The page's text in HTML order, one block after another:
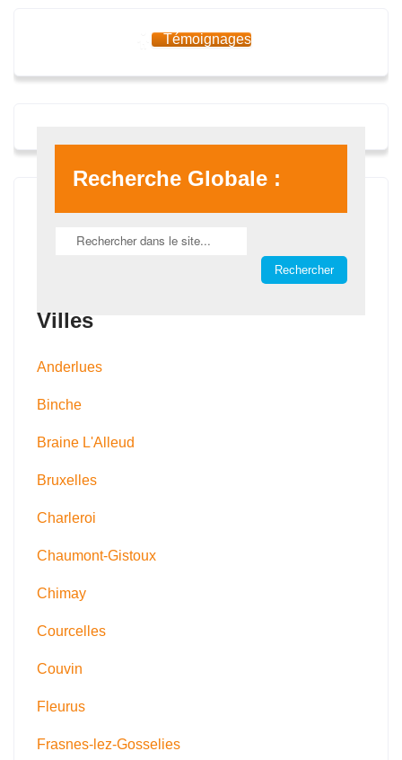
Témoignages
Recherche Globale :
Villes
Anderlues
Binche
Braine L'Alleud
Bruxelles
Charleroi
Chaumont-Gistoux
Chimay
Courcelles
Couvin
Fleurus
Frasnes-lez-Gosselies